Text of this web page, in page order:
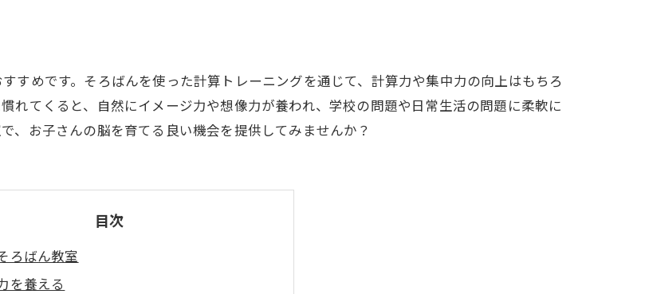
すめです。そろばんを使った計算トレーニングを通じて、計算力や集中力の向上はもちろ
れてくると、自然にイメージ力や想像力が養われ、学校の問題や日常生活の問題に柔軟に
、お子さんの脳を育てる良い機会を提供してみませんか？
目次
ろばん教室
を養える